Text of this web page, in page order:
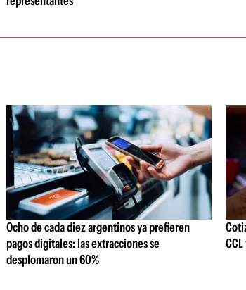
Ocho de cada diez argentinos ya prefieren
pagos digitales: las extracciones se
desplomaron un 60%